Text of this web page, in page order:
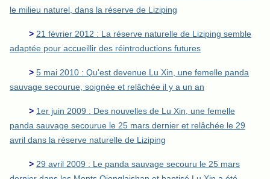
le milieu naturel, dans la réserve de Liziping
> 21 février 2012 : La réserve naturelle de Liziping semble
adaptée pour accueillir des réintroductions futures
> 5 mai 2010 : Qu'est devenue Lu Xin, une femelle panda
sauvage secourue, soignée et relâchée il y a un an
> 1er juin 2009 : Des nouvelles de Lu Xin, une femelle
panda sauvage secourue le 25 mars dernier et relâchée le 29
avril dans la réserve naturelle de Liziping
> 29 avril 2009 : Le panda sauvage secouru le 25 mars